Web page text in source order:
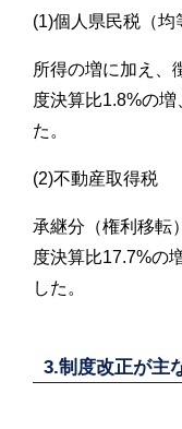
(1)個人県民税（均
所得の増に加え、
度決算比1.8%の
た。
(2)不動産取得税
承継分（権利移転
度決算比17.7%の
した。
3.制度改正が主